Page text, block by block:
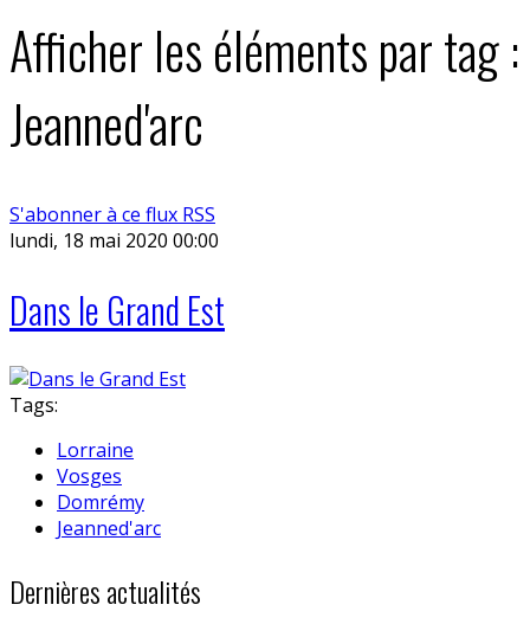
Afficher les éléments par tag :
Jeanned'arc
S'abonner à ce flux RSS
lundi, 18 mai 2020 00:00
Dans le Grand Est
Tags:
Lorraine
Vosges
Domrémy
Jeanned'arc
Dernières actualités